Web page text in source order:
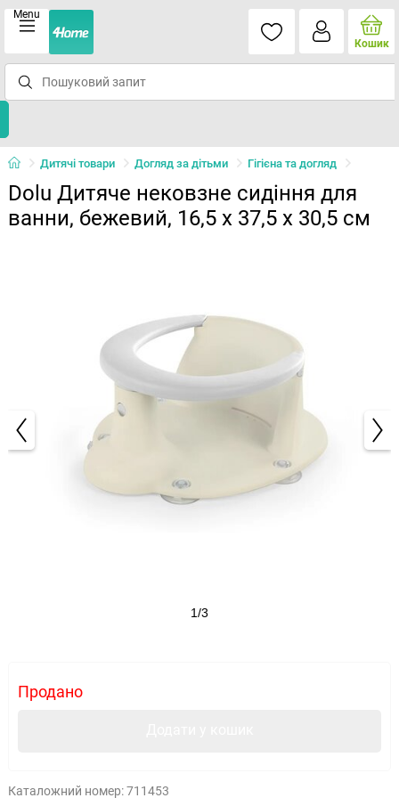
Menu
Кошик
Дитячі товари Догляд за дітьми Гігієна та догляд
Dolu Дитяче нековзне сидіння для
ванни, бежевий, 16,5 x 37,5 x 30,5 см
1/3
Продано
Каталожний номер:711453